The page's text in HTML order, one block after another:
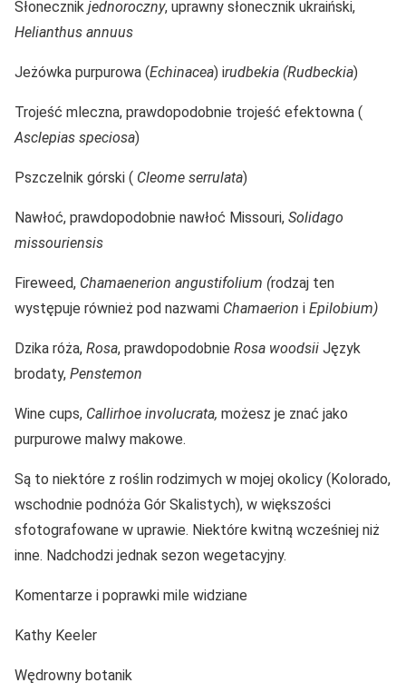
Słonecznik jednoroczny, uprawny słonecznik ukraiński,
Helianthus annuus
Jeżówka purpurowa (Echinacea) irudbekia (Rudbeckia)
Trojeść mleczna, prawdopodobnie trojeść efektowna (
Asclepias speciosa)
Pszczelnik górski ( Cleome serrulata)
Nawłoć, prawdopodobnie nawłoć Missouri, Solidago
missouriensis
Fireweed, Chamaenerion angustifolium (rodzaj ten
występuje również pod nazwami Chamaerion i Epilobium)
Dzika róża, Rosa, prawdopodobnie Rosa woodsii Język
brodaty, Penstemon
Wine cups, Callirhoe involucrata, możesz je znać jako
purpurowe malwy makowe.
Są to niektóre z roślin rodzimych w mojej okolicy (Kolorado,
wschodnie podnóża Gór Skalistych), w większości
sfotografowane w uprawie. Niektóre kwitną wcześniej niż
inne. Nadchodzi jednak sezon wegetacyjny.
Komentarze i poprawki mile widziane
Kathy Keeler
Wędrowny botanik